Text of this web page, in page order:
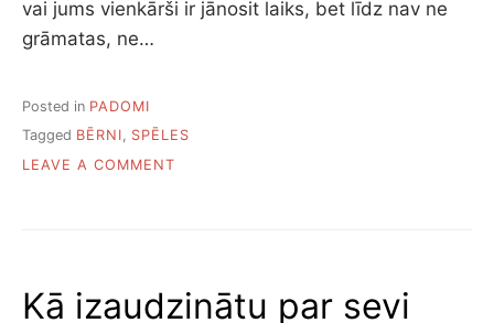
vai jums vienkārši ir jānosit laiks, bet līdz nav ne
grāmatas, ne…
Posted in PADOMI
Tagged BĒRNI, SPĒLES
LEAVE A COMMENT
Kā izaudzinātu par sevi